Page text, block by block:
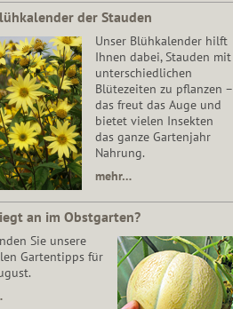
der Stauden
Unser Blühkalender hilft
Ihnen dabei, Stauden mit
unterschiedlichen
Blütezeiten zu pflanzen –
das freut das Auge und
bietet vielen Insekten
das ganze Gartenjahr
Nahrung.
mehr…
an im Obstgarten?
Sie unsere
Gartentipps für